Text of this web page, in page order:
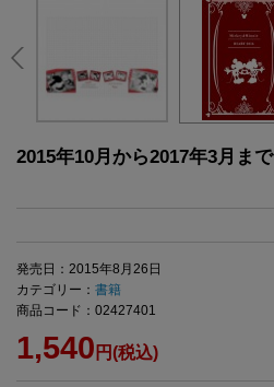
2015年10月から2017年3月まで
発売日：2015年8月26日
カテゴリー： 書籍
商品コード：02427401
1,540 円(税込)